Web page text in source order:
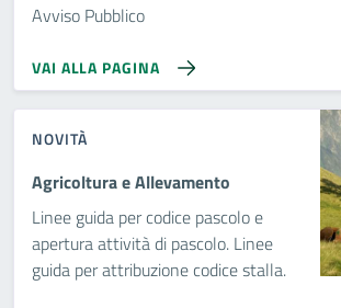
Avviso Pubblico
VAI ALLA PAGINA
NOVITÀ
Agricoltura e Allevamento
Linee guida per codice pascolo e
apertura attività di pascolo. Linee
guida per attribuzione codice stalla.